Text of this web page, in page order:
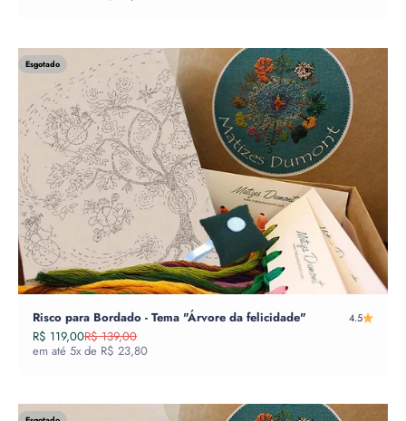
Esgotado
Risco para Bordado - Tema "Árvore da felicidade" 4.5
Preço promocional
R$ 119,00Preço normal
R$ 139,00
em até 5x de R$ 23,80